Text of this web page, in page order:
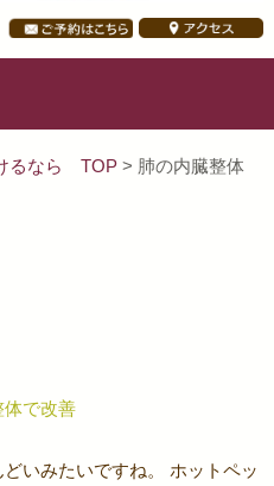
るなら TOP > 肺の内臓整体
体で改善
いみたいですね。 ホットペッ